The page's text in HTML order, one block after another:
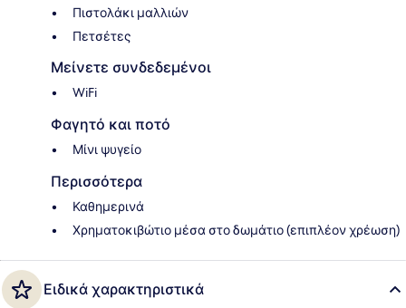
Πιστολάκι μαλλιών
Πετσέτες
Μείνετε συνδεδεμένοι
WiFi
Φαγητό και ποτό
Μίνι ψυγείο
Περισσότερα
Καθημερινά
Χρηματοκιβώτιο μέσα στο δωμάτιο (επιπλέον χρέωση)
Ειδικά χαρακτηριστικά